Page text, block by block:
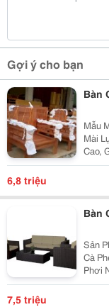
Gợi ý cho bạn
Bàn
Mẫu
Mài
Cao,
Cong
6,8 triệu
Bàn
Sản
Cà
Phơi Nắng,
Bằng
Giả
7,5 triệu